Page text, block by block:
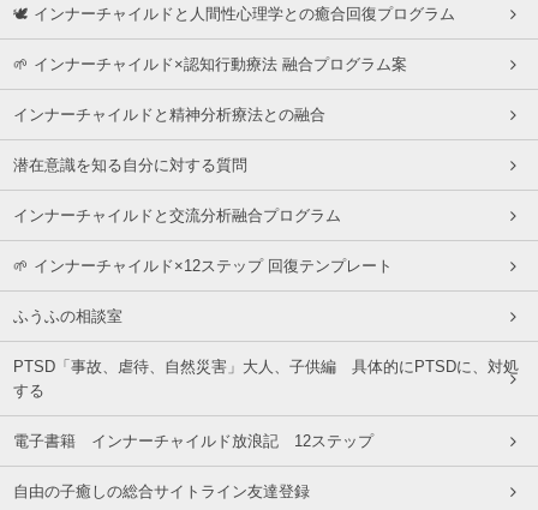
🕊 インナーチャイルドと人間性心理学との癒合回復プログラム
🌱 インナーチャイルド×認知行動療法 融合プログラム案
インナーチャイルドと精神分析療法との融合
潜在意識を知る自分に対する質問
インナーチャイルドと交流分析融合プログラム
🌱 インナーチャイルド×12ステップ 回復テンプレート
ふうふの相談室
PTSD「事故、虐待、自然災害」大人、子供編 具体的にPTSDに、対処
する
電子書籍 インナーチャイルド放浪記 12ステップ
自由の子癒しの総合サイトライン友達登録